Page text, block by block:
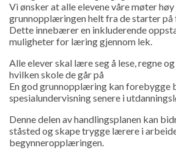
Vi ønsker at alle elevene våre møter
grunnopplæringen helt fra de starter på
Dette innebærer en inkluderende
muligheter for læring gjennom lek.
Alle elever skal lære seg å lese, regne
hvilken skole de går på
En god grunnopplæring kan forebygge
spesialundervisning senere i
Denne delen av handlingsplanen kan
ståsted og skape trygge lærere i
begynneropplæringen.